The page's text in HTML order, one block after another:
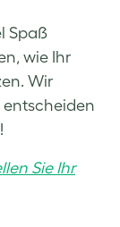
Spaß
wie Ihr
Wir
entscheiden
Sie Ihr